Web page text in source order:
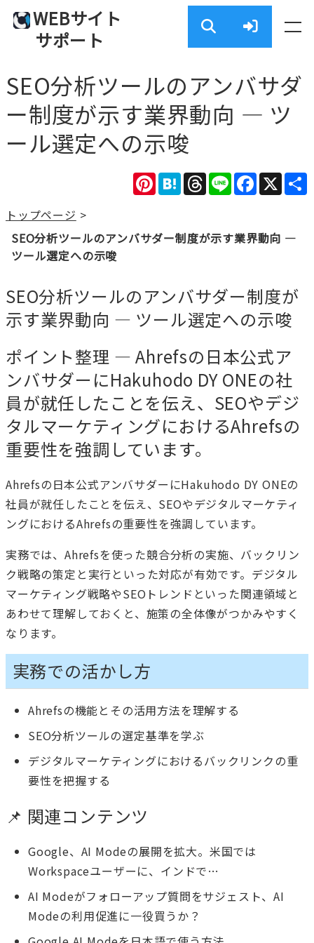
WEBサイト
サポート
SEO分析ツールのアンバサダ
ー制度が示す業界動向 — ツ
ール選定への示唆
X
Facebook
Line
Threads
Hatena
Pinterest
トップページ >
SEO分析ツールのアンバサダー制度が示す業界動向 —
ツール選定への示唆
SEO分析ツールのアンバサダー制度が
示す業界動向 — ツール選定への示唆
ポイント整理 — Ahrefsの日本公式ア
ンバサダーにHakuhodo DY ONEの社
員が就任したことを伝え、SEOやデジ
タルマーケティングにおけるAhrefsの
重要性を強調しています。
Ahrefsの日本公式アンバサダーにHakuhodo DY ONEの
社員が就任したことを伝え、SEOやデジタルマーケティ
ングにおけるAhrefsの重要性を強調しています。
実務では、Ahrefsを使った競合分析の実施、バックリン
ク戦略の策定と実行といった対応が有効です。デジタル
マーケティング戦略やSEOトレンドといった関連領域と
あわせて理解しておくと、施策の全体像がつかみやすく
なります。
実務での活かし方
Ahrefsの機能とその活用方法を理解する
SEO分析ツールの選定基準を学ぶ
デジタルマーケティングにおけるバックリンクの重
要性を把握する
📌 関連コンテンツ
Google、AI Modeの展開を拡大。米国では
Workspaceユーザーに、インドで…
AI Modeがフォローアップ質問をサジェスト、AI
Modeの利用促進に一役買うか？